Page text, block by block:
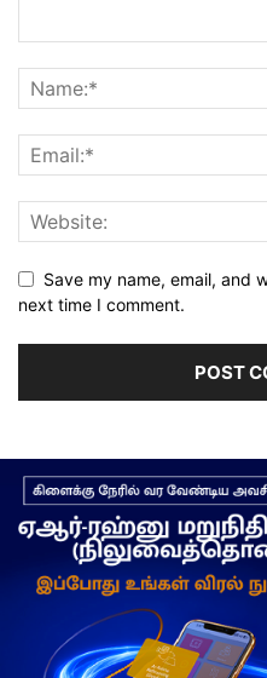
Save my name, email, and
next time I comment.